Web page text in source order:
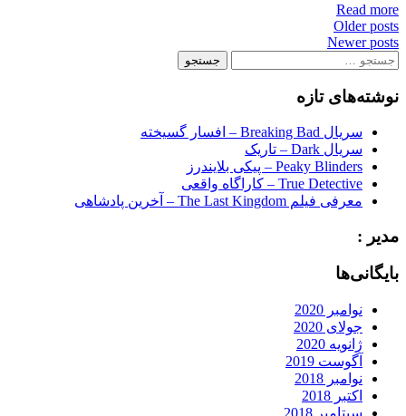
Read more
Posts
navigation
Older posts
Newer posts
جستجو
نوشته‌های تازه
سریال Breaking Bad – افسار گسیخته
سریال Dark – تاریک
Peaky Blinders – پیکی بلایندرز
True Detective – کاراگاه واقعی
معرفی فیلم The Last Kingdom – آخرین پادشاهی
مدیر :
بایگانی‌ها
نوامبر 2020
جولای 2020
ژانویه 2020
آگوست 2019
نوامبر 2018
اکتبر 2018
سپتامبر 2018